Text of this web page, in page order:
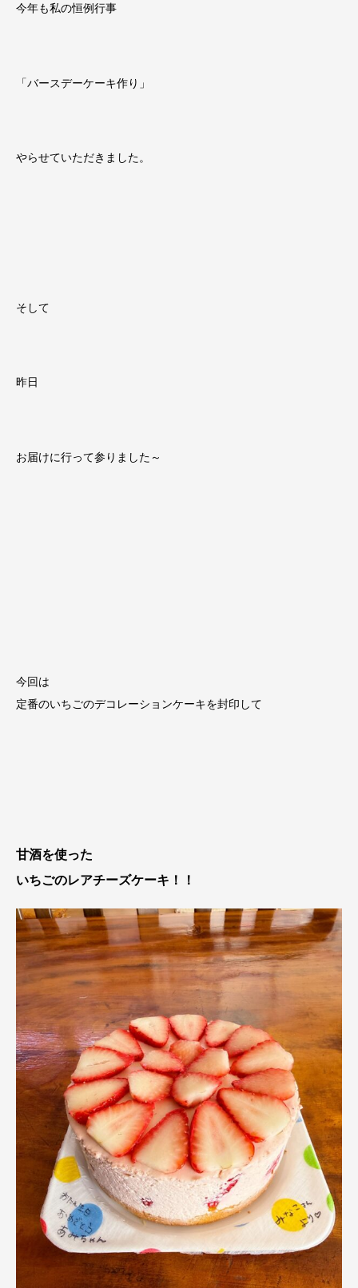
今年も私の恒例行事
「バースデーケーキ作り」
やらせていただきました。
そして
昨日
お届けに行って参りました～
今回は
定番のいちごのデコレーションケーキを封印して
甘酒を使った
いちごのレアチーズケーキ！！